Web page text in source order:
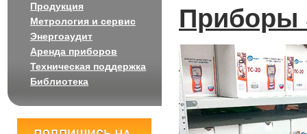
Продукция
Метрология и сервис
Энергоаудит
Аренда приборов
Техническая поддержка
Библиотека
Приборы